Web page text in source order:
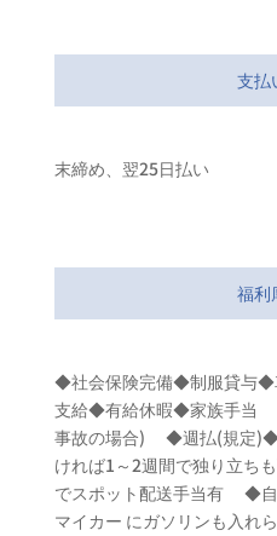
支払
末締め、翌25日払い
福利
◆社会保険完備◆制服貸与
支給◆有給休暇◆家族手当
事故の場合) ◆週払(規定
ければ1～2週間で独り立
でスポット配送手当有 ◆自
マイカー にガソリンも入れ